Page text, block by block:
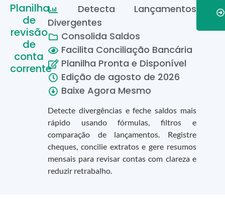
Planilha
de
revisão
de
conta
corrente
Detecta Lançamentos
Divergentes
Consolida Saldos
Facilita Conciliação Bancária
Planilha Pronta e Disponível
Edição de agosto de 2026
Baixe Agora Mesmo
Detecte divergências e feche saldos mais
rápido usando fórmulas, filtros e
comparação de lançamentos. Registre
cheques, concilie extratos e gere resumos
mensais para revisar contas com clareza e
reduzir retrabalho.